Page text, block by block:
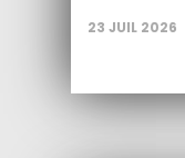
23 JUIL 2026